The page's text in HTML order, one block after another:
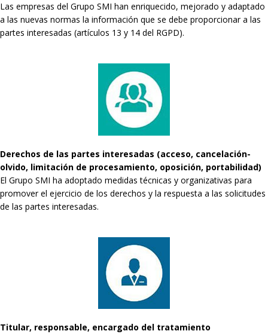
Las empresas del Grupo SMI han enriquecido, mejorado y adaptado
a las nuevas normas la información que se debe proporcionar a las
partes interesadas (artículos 13 y 14 del RGPD).
Derechos de las partes interesadas (acceso, cancelación-
olvido, limitación de procesamiento, oposición, portabilidad)
El Grupo SMI ha adoptado medidas técnicas y organizativas para
promover el ejercicio de los derechos y la respuesta a las solicitudes
de las partes interesadas.
Titular, responsable, encargado del tratamiento